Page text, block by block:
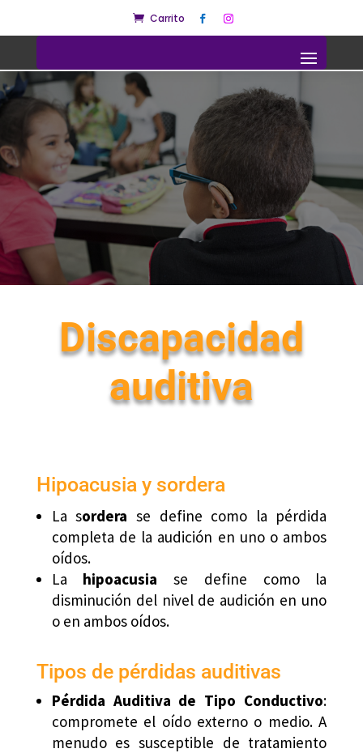
 Carrito
Discapacidad
auditiva
Hipoacusia y sordera
La sordera se define como la pérdida
completa de la audición en uno o ambos
oídos.
La
hipoacusia
se define como la
disminución del nivel de audición en uno
o en ambos oídos.
Tipos de pérdidas auditivas
Pérdida Auditiva de Tipo Conductivo:
compromete el oído externo o medio. A
menudo es susceptible de tratamiento